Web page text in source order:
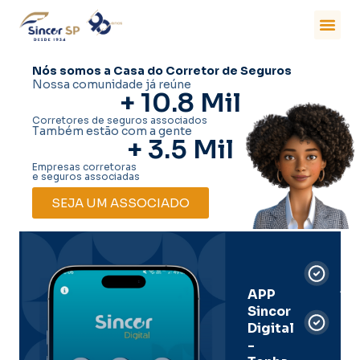
Nós somos a Casa do Corretor de Seguros
Nossa comunidade já reúne
+ 10.8 Mil
Corretores de seguros associados
Também estão com a gente
+ 3.5 Mil
Empresas corretoras
e seguros associadas
SEJA UM ASSOCIADO
APP
Sincor
Digital
-